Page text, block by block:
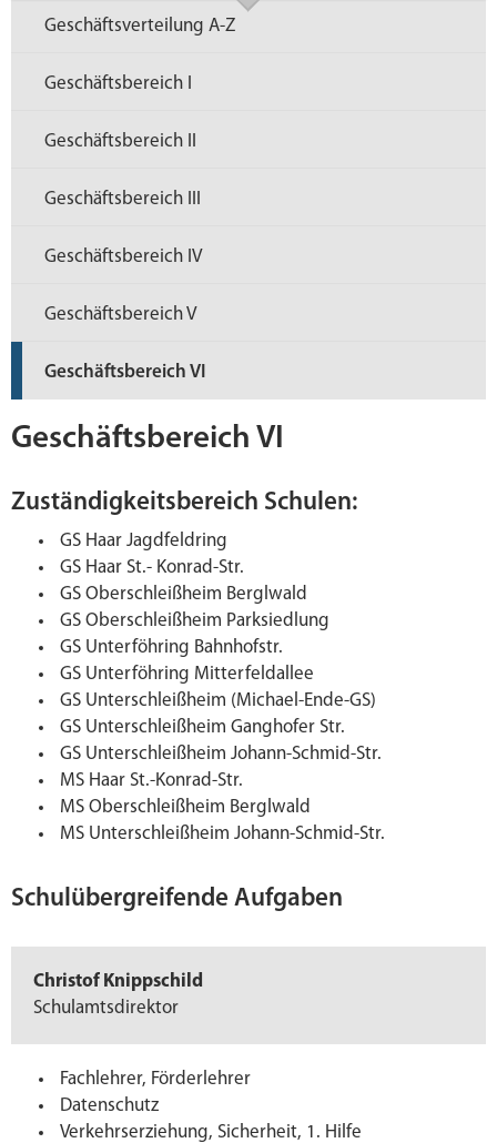
Geschäftsbereich VI
Zuständigkeitsbereich Schulen:
GS Haar Jagdfeldring
GS Haar St.- Konrad-Str.
GS Oberschleißheim Berglwald
GS Oberschleißheim Parksiedlung
GS Unterföhring Bahnhofstr.
GS Unterföhring Mitterfeldallee
GS Unterschleißheim (Michael-Ende-GS)
GS Unterschleißheim Ganghofer Str.
GS Unterschleißheim Johann-Schmid-Str.
MS Haar St.-Konrad-Str.
MS Oberschleißheim Berglwald
MS Unterschleißheim Johann-Schmid-Str.
Schulübergreifende Aufgaben
Christof Knippschild
Schulamtsdirektor
Fachlehrer, Förderlehrer
Datenschutz
Verkehrserziehung, Sicherheit, 1. Hilfe
Geschäftsverteilung A-Z
Geschäftsbereich I
Geschäftsbereich II
Geschäftsbereich III
Geschäftsbereich IV
Geschäftsbereich V
Geschäftsbereich VI